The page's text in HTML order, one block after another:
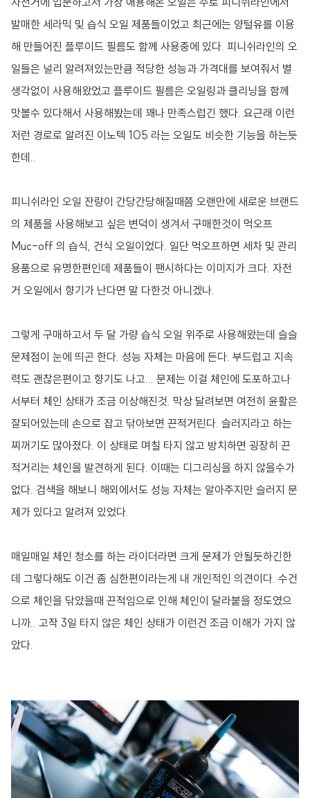
발매한 세라믹 및 습식 오일 제품들이었고 최근에는 양털유를 이용
해 만들어진 플루이드 필름도 함께 사용중에 있다. 피니쉬라인의 오
일들은 널리 알려져있는만큼 적당한 성능과 가격대를 보여줘서 별
생각없이 사용해왔었고 플루이드 필름은 오일링과 클리닝을 함께
맛볼수 있다해서 사용해봤는데 꽤나 만족스럽긴 했다. 요근래 이런
저런 경로로 알려진 이노텍 105 라는 오일도 비슷한 기능을 하는듯
한데..
피니쉬라인 오일 잔량이 간당간당해질때쯤 오랜만에 새로운 브랜드
의 제품을 사용해보고 싶은 변덕이 생겨서 구매한것이 먹오프
Muc-off 의 습식, 건식 오일이었다. 일단 먹오프하면 세차 및 관리
용품으로 유명한편인데 제품들이 팬시하다는 이미지가 크다. 자전
거 오일에서 향기가 난다면 말 다한것 아니겠나.
그렇게 구매하고서 두 달 가량 습식 오일 위주로 사용해왔는데 슬슬
문제점이 눈에 띄곤 한다. 성능 자체는 마음에 든다. 부드럽고 지속
력도 괜찮은편이고 향기도 나고... 문제는 이걸 체인에 도포하고나
서부터 체인 상태가 조금 이상해진것. 막상 달려보면 여전히 윤활은
잘되어있는데 손으로 잡고 닦아보면 끈적거린다. 슬러지라고 하는
찌꺼기도 많아졌다. 이 상태로 며칠 타지 않고 방치하면 굉장히 끈
적거리는 체인을 발견하게 된다. 이때는 디그리싱을 하지 않을수가
없다. 검색을 해보니 해외에서도 성능 자체는 알아주지만 슬러지 문
제가 있다고 알려져 있었다.
매일매일 체인 청소를 하는 라이더라면 크게 문제가 안될듯하긴한
데 그렇다해도 이건 좀 심한편이라는게 내 개인적인 의견이다. 수건
으로 체인을 닦았을때 끈적임으로 인해 체인이 달라붙을 정도였으
니까.. 고작 3일 타지 않은 체인 상태가 이런건 조금 이해가 가지 않
았다.